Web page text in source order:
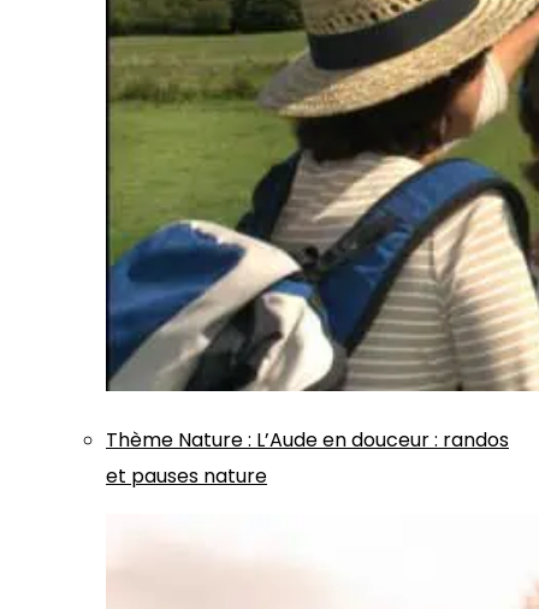
Thème Nature: L’Aude en douceur : randos
et pauses nature